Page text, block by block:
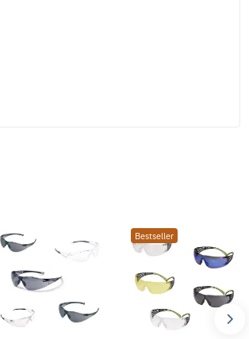
Bestseller